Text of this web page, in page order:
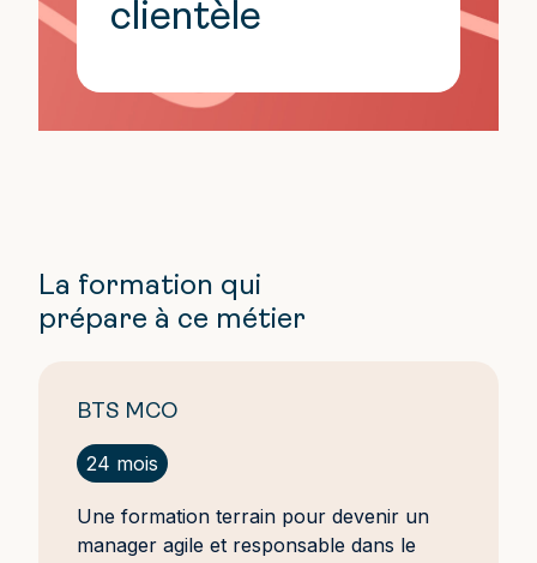
clientèle
La formation qui
prépare à ce métier
BTS MCO
24 mois
Une formation terrain pour devenir un
manager agile et responsable dans le